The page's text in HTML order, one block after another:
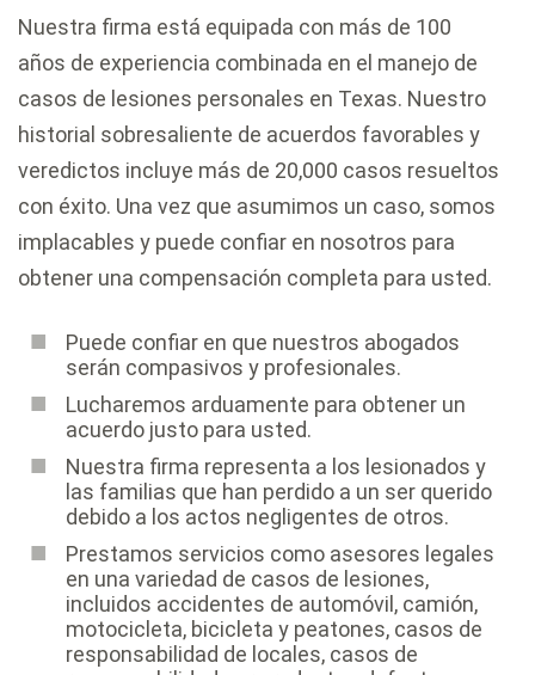
Nuestra firma está equipada con más de 100
años de experiencia combinada en el manejo de
casos de lesiones personales en Texas. Nuestro
historial sobresaliente de acuerdos favorables y
veredictos incluye más de 20,000 casos resueltos
con éxito. Una vez que asumimos un caso, somos
implacables y puede confiar en nosotros para
obtener una compensación completa para usted.
Puede confiar en que nuestros abogados
serán compasivos y profesionales.
Lucharemos arduamente para obtener un
acuerdo justo para usted.
Nuestra firma representa a los lesionados y
las familias que han perdido a un ser querido
debido a los actos negligentes de otros.
Prestamos servicios como asesores legales
en una variedad de casos de lesiones,
incluidos accidentes de automóvil, camión,
motocicleta, bicicleta y peatones, casos de
responsabilidad de locales, casos de